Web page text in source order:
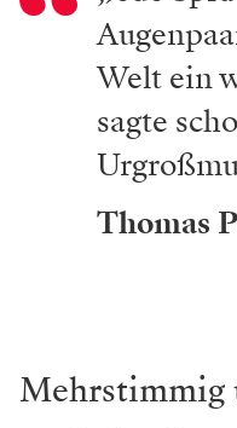
Welt ein
sagte
Thomas
Mehrstimmig